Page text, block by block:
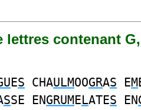
lettres contenant
ES CHAULMOOGRAS EM
SSE ENGRUMELATES EN